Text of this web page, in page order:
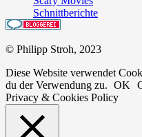
Schnittberichte
© Philipp Stroh, 2023
Diese Website verwendet
du der Verwendung zu. OK
Privacy & Cookies Policy